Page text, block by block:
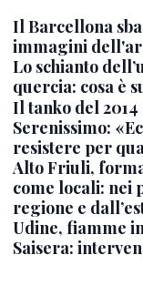
Il Barcellona
immagini
Lo schianto
quercia: cosa è
Il tanko del
Serenissimo:
resistere per
Alto Friuli,
come locali: nei
regione e
Udine, fiamme
Saisera: